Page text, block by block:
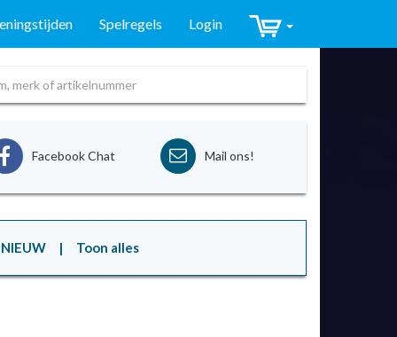
Spelregels Login
Facebook Chat Mail ons!
NIEUW | Toon alles